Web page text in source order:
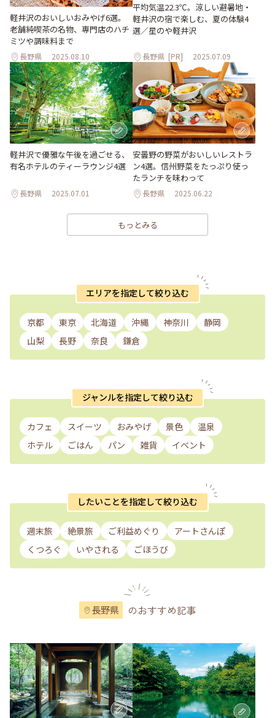
軽井沢のおいしいおみやげ6選。
老舗純喫茶の名物、専門店のハチ
ミツや調味料まで
長野県 2025.08.10
平均気温22.3℃。涼しい避暑地・
軽井沢の宿で楽しむ、夏の体験4
選／星のや軽井沢
長野県 [PR] 2025.07.09
軽井沢で優雅な午後を過ごせる、
有名ホテルのティーラウンジ4選
長野県 2025.07.01
安曇野の野菜がおいしいレストラ
ン4選。信州野菜をたっぷり使っ
たランチを味わって
長野県 2025.06.22
もっとみる
エリアを指定して絞り込む
京都 東京 北海道 沖縄 神奈川
静岡
山梨
長野 奈良 鎌倉
ジャンルを指定して絞り込む
カフェ スイーツ おみやげ 景色
温泉
ホテル
ごはん パン 雑貨 イベント
したいことを指定して絞り込む
週末旅 絶景旅 ご利益めぐり
アートさんぽ
くつろぐ
いやされる ごほうび
長野県 のおすすめ記事